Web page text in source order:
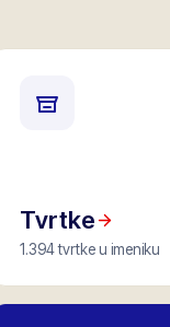
Tvrtke
1.394 tvrtke u imeniku